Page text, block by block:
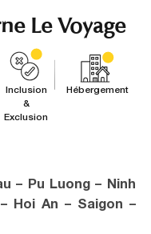
Le Voyage
Inclusion
&
Exclusion
Hébergement
– Pu Luong – Ninh
Hoi An – Saigon –